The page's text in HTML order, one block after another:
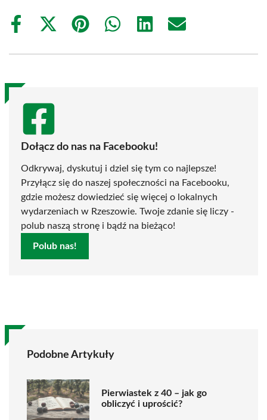
Share
Share
(Twitter)
Share
Share
Share
Share
Dołącz do nas na Facebooku!
Odkrywaj, dyskutuj i dziel się tym co najlepsze!
Przyłącz się do naszej społeczności na Facebooku,
gdzie możesz dowiedzieć się więcej o lokalnych
wydarzeniach w Rzeszowie. Twoje zdanie się liczy -
polub naszą stronę i bądź na bieżąco!
Polub nas!
Podobne Artykuły
Pierwiastek z 40 – jak go
obliczyć i uprościć?